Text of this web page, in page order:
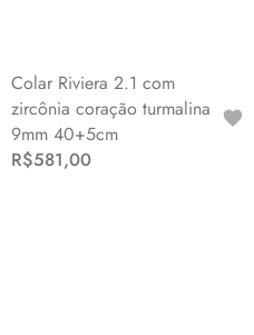
Colar Riviera 2.1 com
zircônia coração turmalina
9mm 40+5cm
R$581,00